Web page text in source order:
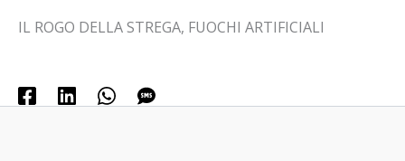
IL ROGO DELLA STREGA, FUOCHI ARTIFICIALI